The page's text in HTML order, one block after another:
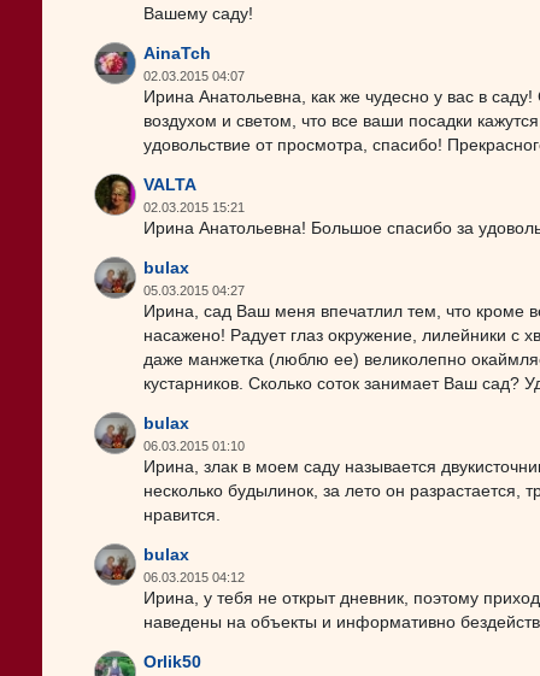
Вашему саду!
AinaTch
02.03.2015 04:07
Ирина Анатольевна, как же чудесно у вас в
воздухом и светом, что все ваши посадки
удовольствие от просмотра, спасибо!
VALTA
02.03.2015 15:21
Ирина Анатольевна! Большое спасибо за
bulax
05.03.2015 04:27
Ирина, сад Ваш меня впечатлил тем, что кроме
насажено! Радует глаз окружение, лилейники с
даже манжетка (люблю ее) великолепно
кустарников. Сколько соток занимает Ваш сад?
bulax
06.03.2015 01:10
Ирина, злак в моем саду называется
несколько будылинок, за лето он разрастается,
нравится.
bulax
06.03.2015 04:12
Ирина, у тебя не открыт дневник, поэтому
наведены на объекты и информативно
Orlik50